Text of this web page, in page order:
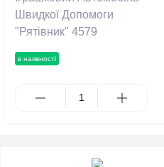
в наявності